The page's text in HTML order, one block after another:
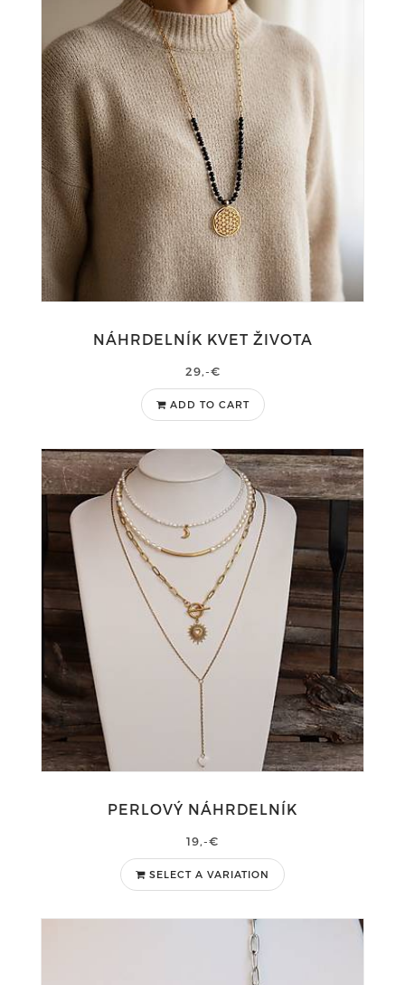
NÁHRDELNÍK KVET ŽIVOTA
29,-€
ADD TO CART
PERLOVÝ NÁHRDELNÍK
19,-€
SELECT A VARIATION